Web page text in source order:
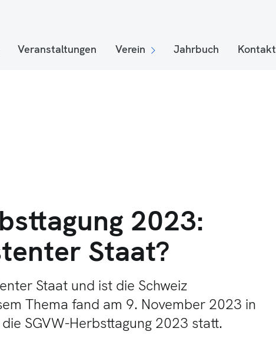
Veranstaltungen Verein Jahrbuch Kontakt
2023:
Staat?
Staat und ist die Schweiz
Thema fand am 9. November 2023 in
SGVW-Herbsttagung 2023 statt.